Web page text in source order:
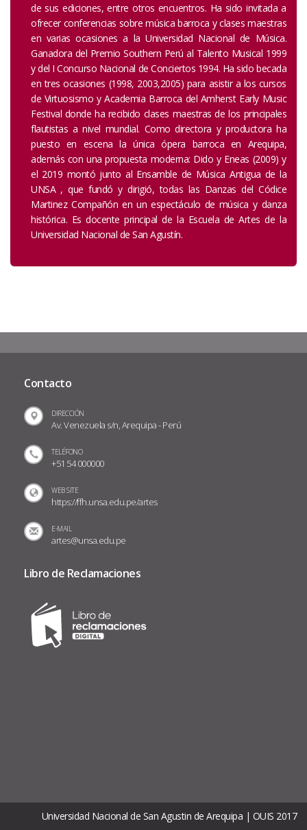
de sus ediciones, entre otros encuentros. Ha sido invitada a
ofrecer conferencias sobre música barroca y clases maestras
en varias ocasiones a la Universidad Nacional de Música.
Ganadora del Premio Southern Perú al Talento Musical 1999
y del I Concurso Nacional de Conciertos 1994. Ha sido becada
en tres ocasiones (1998, 2003,2005) para asistir a los cursos
de Virtuosismo y Academia Barroca del Amherst Early Music
Festival donde ha recibido clases maestras de los principales
flautistas a nivel mundial. Como directora y productora ha
puesto en escena la única ópera barroca en Arequipa,
además con una propuesta moderna: Dido y Eneas (2009) y
el 2019 montó junto al Ensamble de Música Antigua de la
UNSA , que fundó y dirigió, todas las Danzas del Códice
Martinez Compañón en un espectáculo de música y danza
histórica. Es docente principal de la Escuela de Artes de la
Universidad Nacional de San Agustín.
Contacto
DIRECCIÓN
Av. Venezuela s/n, Arequipa - Perú
TELÉFONO
+51 54 000000
WEB SITE
https://ffh.unsa.edu.pe/artes
E-MAIL
artes@unsa.edu.pe
Libro de Reclamaciones
Universidad Nacional de San Agustin de Arequipa | OUIS 2017